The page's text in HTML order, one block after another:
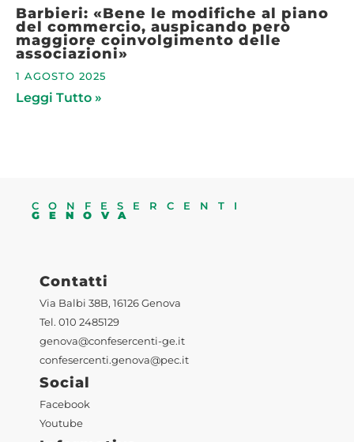
Barbieri: «Bene le modifiche al piano
del commercio, auspicando però
maggiore coinvolgimento delle
associazioni»
1 AGOSTO 2025
Leggi Tutto »
CONFESERCENTI
GENOVA
Contatti
Via Balbi 38B, 16126 Genova
Tel. 010 2485129
genova@confesercenti-ge.it
confesercenti.genova@pec.it
Social
Facebook
Youtube